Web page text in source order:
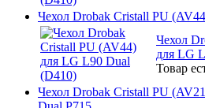
Чехол Drobak Cristall PU
Чехол
для LG
Товар
Чехол Drobak Cristall PU